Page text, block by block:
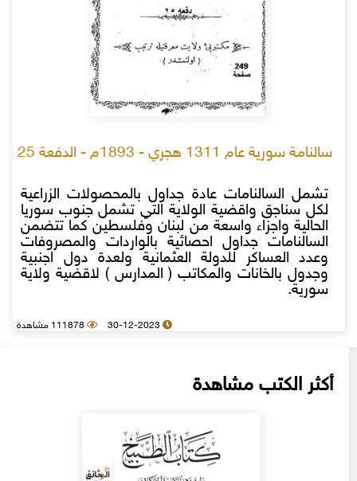
سالنامة سورية عام 1311 هجري - 1893م - الدفعة 25
تشمل السالنامات عادة جداول بالمحصولات الزراعية
لكل سناجق واقضية الولاية التي تشمل جنوب سوريا
الحالية واجزاء واسعة من لبنان وفلسطين كما تتضمن
السالنامات جداول احصائية بالواردات والمصروفات
وعدد العساكر للدولة العثمانية ولعدة دول اجنبية
وجدول بالخانات والمكاتب ( المدارس ) لاقضية ولاية
سورية.
30-12-2023 111878 مشاهدة
أكثر الكتب مشاهدة